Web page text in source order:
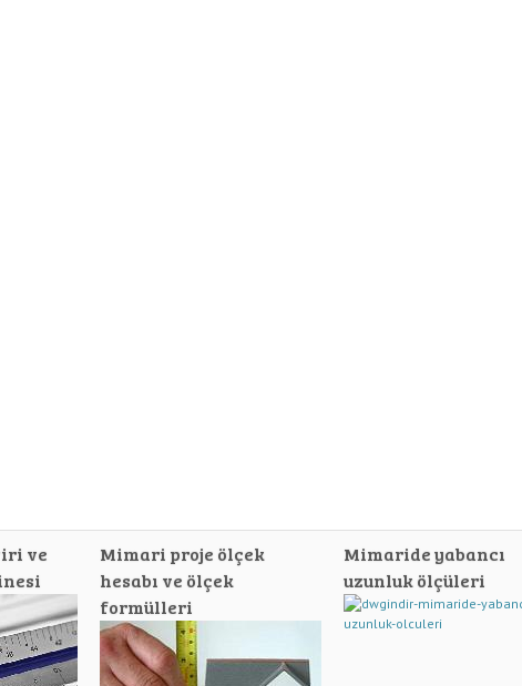
ve
Mimari proje ölçek
hesabı ve ölçek
formülleri
Mimaride yabancı
uzunluk ölçüleri